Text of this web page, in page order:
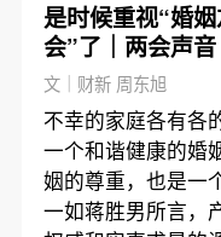
是时候重视“婚
会”了｜两会声音
文｜财新 周东旭
不幸的家庭各有各
一个和谐健康的婚
姻的尊重，也是一
一如蒋胜男所言，